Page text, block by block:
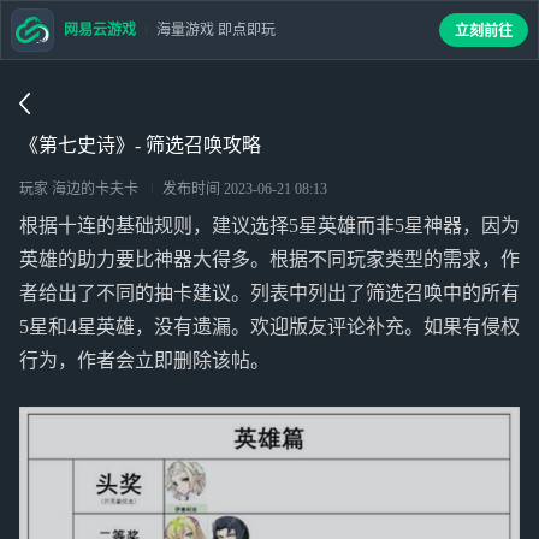
《第七史诗》- 筛选召唤攻略
玩家 海边的卡夫卡 发布时间 2023-06-21 08:13
根据十连的基础规则，建议选择5星英雄而非5星神器，因为
英雄的助力要比神器大得多。根据不同玩家类型的需求，作
者给出了不同的抽卡建议。列表中列出了筛选召唤中的所有
5星和4星英雄，没有遗漏。欢迎版友评论补充。如果有侵权
行为，作者会立即删除该帖。
网易云游戏 海量游戏 即点即玩 立刻前往